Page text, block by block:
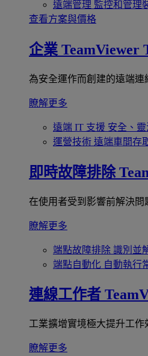
遠端管理 監控和管理
查看方案與價格
企業 TeamViewer
為安全運作而創建的遠端連
瞭解更多
遠端 IT 支援 安全、
運營技術 遠端車間存
即時故障排除
在使用者受到影響前解決問
瞭解更多
端點故障排除 識別並
端點自動化 自動執行
連線工作者
工業擴增實境極大提升工作
瞭解更多